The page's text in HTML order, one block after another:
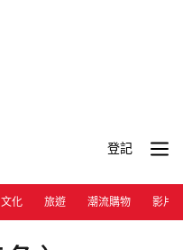
登記
文化 旅遊 潮流購物 影片